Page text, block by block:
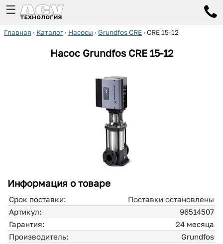
☰
Главная · Каталог · Насосы · Grundfos CRE · CRE 15-12
Насос Grundfos CRE 15-12
Информация о товаре
Срок поставки:
Поставки остановлены
Артикул:
96514507
Гарантия:
24 месяца
Производитель:
Grundfos